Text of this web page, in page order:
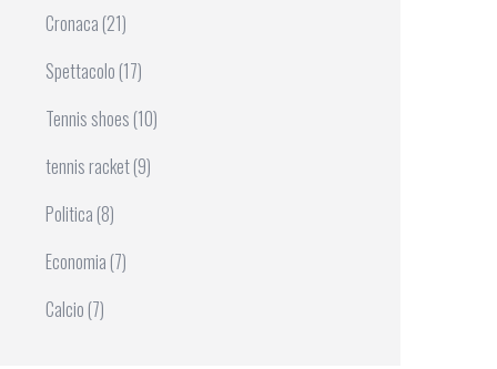
Cronaca (21)
Spettacolo (17)
Tennis shoes (10)
tennis racket(9)
Politica (8)
Economia (7)
Calcio (7)